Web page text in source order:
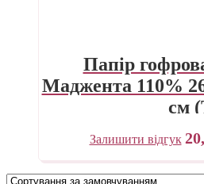
Папір
Маджента 110%
см
Залишити відгук